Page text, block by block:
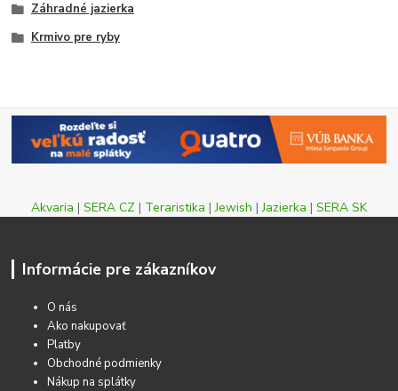
Záhradné jazierka
Krmivo pre ryby
Akvaria | SERA CZ | Teraristika |Jewish |Jazierka | SERA SK
Informácie pre zákazníkov
O nás
Ako nakupovať
Platby
Obchodné podmienky
Nákup na splátky